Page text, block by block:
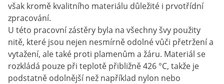
však kromě kvalitního materiálu důležité i prvotřídní
zpracování.
U této pracovní zástěry byla na všechny švy použity
nitě, které jsou nejen nesmírně odolné vůči přetržení a
vytažení, ale také proti plamenům a žáru. Materiál se
rozkládá pouze při teplotě přibližně 426 °C, takže je
podstatně odolnější než například nylon nebo